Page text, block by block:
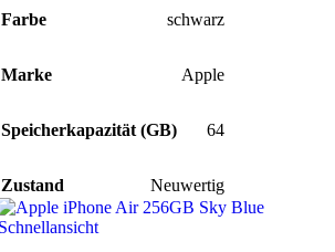
Farbe schwarz
Marke Apple
Speicherkapazität (GB) 64
Zustand Neuwertig